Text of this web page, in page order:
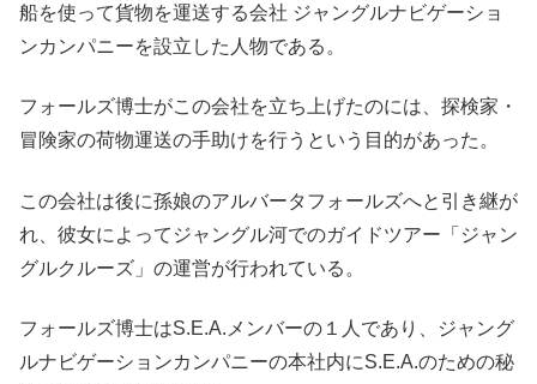
船を使って貨物を運送する会社 ジャングルナビゲーショ
ンカンパニーを設立した人物である。
フォールズ博士がこの会社を立ち上げたのには、探検家・
冒険家の荷物運送の手助けを行うという目的があった。
この会社は後に孫娘のアルバータフォールズへと引き継が
れ、彼女によってジャングル河でのガイドツアー「ジャン
グルクルーズ」の運営が行われている。
フォールズ博士はS.E.A.メンバーの１人であり、ジャング
ルナビゲーションカンパニーの本社内にS.E.A.のための秘